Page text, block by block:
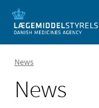
News
News